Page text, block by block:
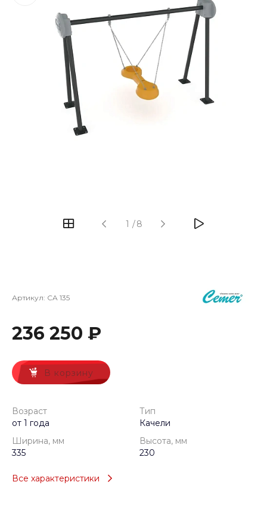
1 /8
Артикул: CA 135
236 250 ₽
В корзину
Возраст
от 1 года
Тип
Качели
Ширина, мм
335
Высота, мм
230
Все характеристики